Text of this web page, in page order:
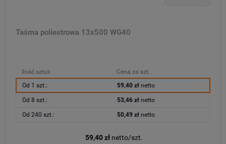
Taśma poliestrowa 13x500 WG40
Ilość sztuk
Cena za szt.
Od 1 szt.:
59,40 złnetto
Od 8 szt.: 53,46 złnetto
Od 240 szt.: 50,49 złnetto
59,40 zł netto/szt.